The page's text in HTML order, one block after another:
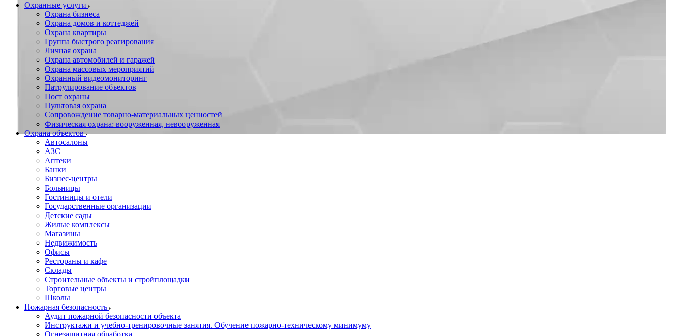
Охранные услуги
Охрана бизнеса
Охрана домов и коттеджей
Охрана квартиры
Группа быстрого реагирования
Личная охрана
Охрана автомобилей и гаражей
Охрана массовых мероприятий
Охранный видеомониторинг
Патрулирование объектов
Пост охраны
Пультовая охрана
Сопровождение товарно-материальных ценностей
Физическая охрана: вооруженная, невооруженная
Охрана объектов
Автосалоны
АЗС
Аптеки
Банки
Бизнес-центры
Больницы
Гостиницы и отели
Государственные организации
Детские сады
Жилые комплексы
Магазины
Недвижимость
Офисы
Рестораны и кафе
Склады
Строительные объекты и стройплощадки
Торговые центры
Школы
Пожарная безопасность
Аудит пожарной безопасности объекта
Инструктажи и учебно-тренировочные занятия. Обучение пожарно-техническому минимуму
Огнезащитная обработка